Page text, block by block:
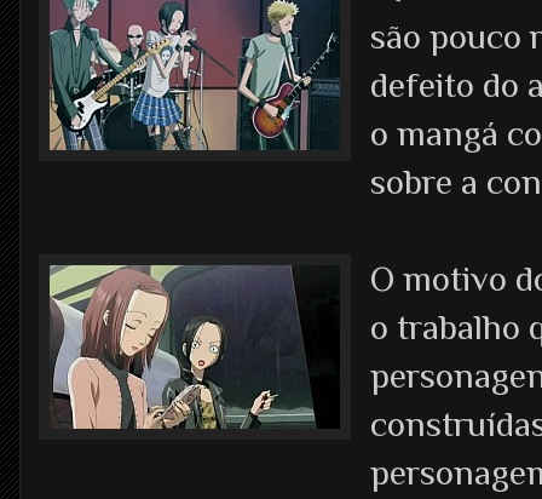
são pouco
defeito do
o mangá
sobre a
O motivo
o trabalho